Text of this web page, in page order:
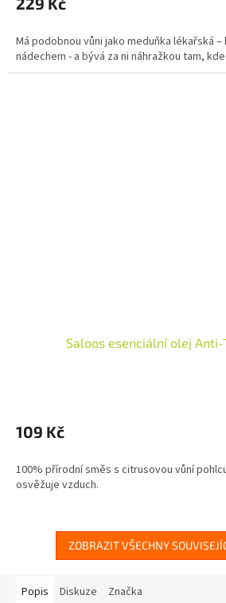
je
z
5
hvězdiček.
Má podobnou vůni jako meduňka lékařská
nádechem - a bývá za ni náhražkou tam,
Saloos esenciální olej Anti-
produktu
je
z
5
109 Kč
100% přírodní směs s citrusovou vůní
osvěžuje vzduch.
ZOBRAZIT VŠECHNY
Popis Diskuze Značka